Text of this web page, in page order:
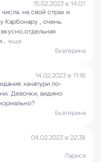
15.02.2023 в 14:07
на свой страх и
Карбонару , очень
вкусно.отдельная
... еще
Екатерина
14.02.2023 в 11:16
хачапури по-
Девочки, видимо
Екатерина
04.02.2023 в 22:38
Лариса